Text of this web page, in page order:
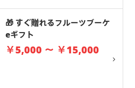
🎁 すぐ贈れるフルーツブーケ
eギフト
￥5,000 ～ ￥15,000